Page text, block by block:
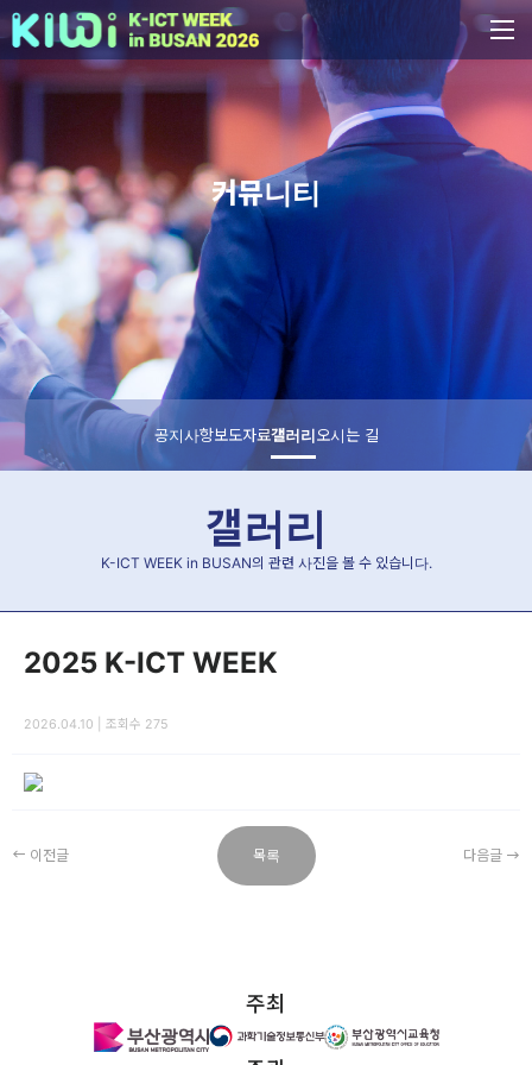
커뮤니티
공지사항보도자료갤러리오시는 길
갤러리
K-ICT WEEK in BUSAN의 관련 사진을 볼 수 있습니다.
2025 K-ICT WEEK
2026.04.10 | 조회수 275
이전글 목록 다음글
주최